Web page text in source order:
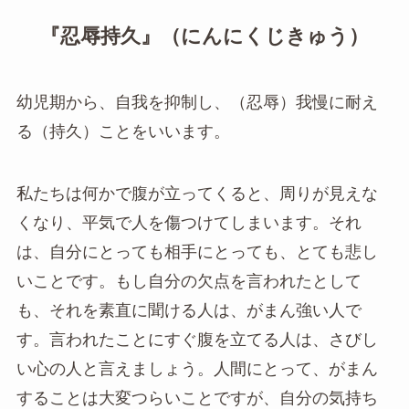
『忍辱持久』（にんにくじきゅう）
幼児期から、自我を抑制し、（忍辱）我慢に耐え
る（持久）ことをいいます。
私たちは何かで腹が立ってくると、周りが見えな
くなり、平気で人を傷つけてしまいます。それ
は、自分にとっても相手にとっても、とても悲し
いことです。もし自分の欠点を言われたとして
も、それを素直に聞ける人は、がまん強い人で
す。言われたことにすぐ腹を立てる人は、さびし
い心の人と言えましょう。人間にとって、がまん
することは大変つらいことですが、自分の気持ち